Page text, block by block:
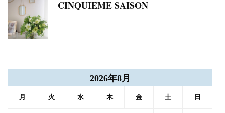
CINQUIEME SAISON
2026年8月
月 火 水 木 金 土 日